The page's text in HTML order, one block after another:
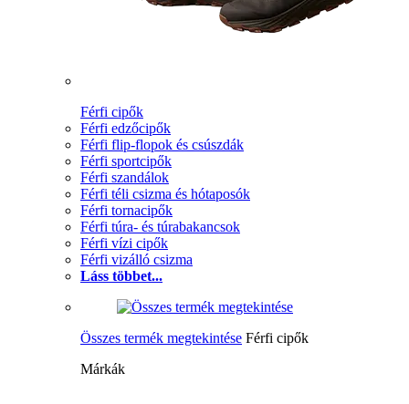
Férfi cipők
Férfi edzőcipők
Férfi flip-flopok és csúszdák
Férfi sportcipők
Férfi szandálok
Férfi téli csizma és hótaposók
Férfi tornacipők
Férfi túra- és túrabakancsok
Férfi vízi cipők
Férfi vizálló csizma
Láss többet...
Összes termék megtekintése Férfi cipők
Márkák